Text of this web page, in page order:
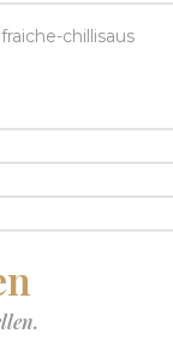
chillisaus